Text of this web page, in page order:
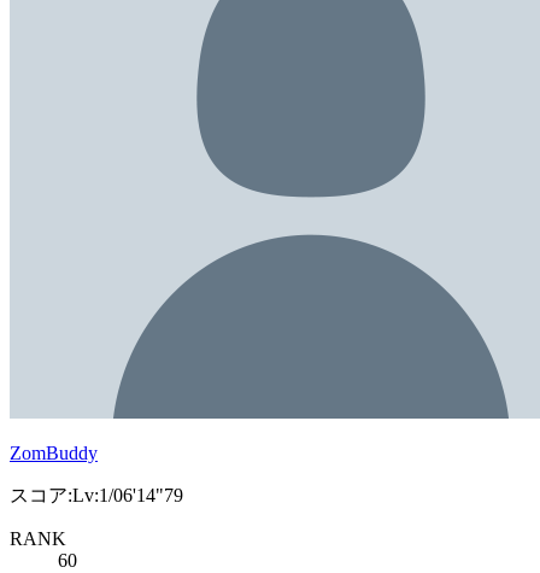
ZomBuddy
スコア:Lv:1/06'14"79
RANK
60